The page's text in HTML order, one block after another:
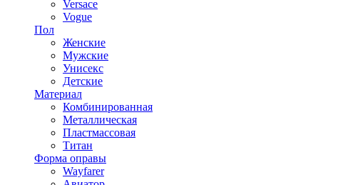
Versace
Vogue
Пол
Женские
Мужские
Унисекс
Детские
Материал
Комбинированная
Металлическая
Пластмассовая
Титан
Форма оправы
Wayfarer